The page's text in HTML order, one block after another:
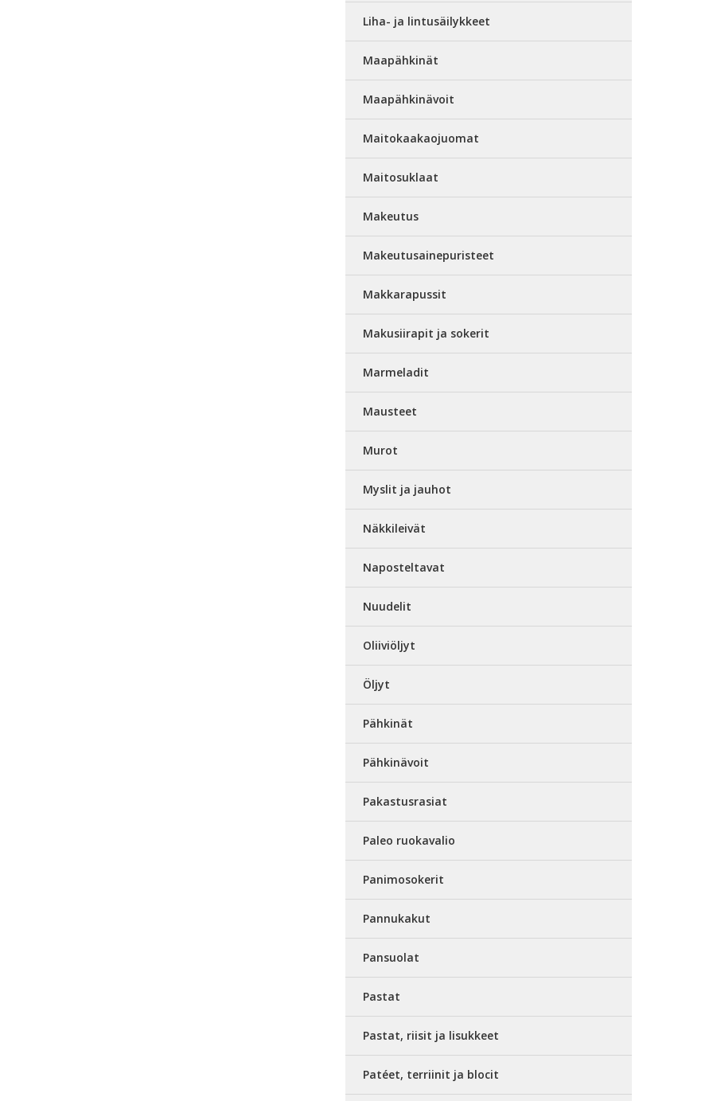
Liha- ja lintusäilykkeet
Maapähkinät
Maapähkinävoit
Maitokaakaojuomat
Maitosuklaat
Makeutus
Makeutusainepuristeet
Makkarapussit
Makusiirapit ja sokerit
Marmeladit
Mausteet
Murot
Myslit ja jauhot
Näkkileivät
Naposteltavat
Nuudelit
Oliiviöljyt
Öljyt
Pähkinät
Pähkinävoit
Pakastusrasiat
Paleo ruokavalio
Panimosokerit
Pannukakut
Pansuolat
Pastat
Pastat, riisit ja lisukkeet
Patéet, terriinit ja blocit